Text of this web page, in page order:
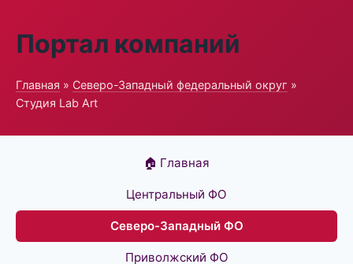
Портал компаний
Главная » Северо-Западный федеральный округ »
Студия Lab Art
🏠 Главная
Центральный ФО
Северо-Западный ФО
Приволжский ФО